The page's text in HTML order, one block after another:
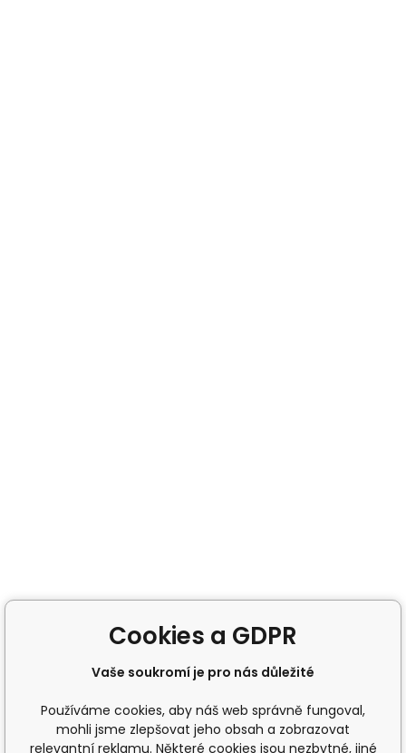
Cookies a GDPR
Vaše soukromí je pro nás důležité
Používáme cookies, aby náš web správně fungoval,
mohli jsme zlepšovat jeho obsah a zobrazovat
relevantní reklamu. Některé cookies jsou nezbytné, jiné